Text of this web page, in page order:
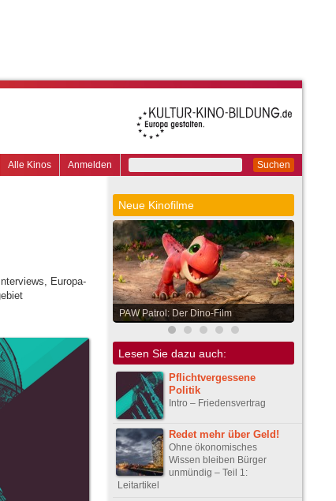
Suchen
Anmelden
Alle Kinos
Europa-
Neue Kinofilme
PAW Patrol: Der Dino-Film
Lesen Sie dazu auch:
Pflichtvergessene
Politik
Intro – Friedensvertrag
Redet mehr über Geld!
Ohne ökonomisches
Wissen bleiben Bürger
unmündig – Teil 1:
Leitartikel